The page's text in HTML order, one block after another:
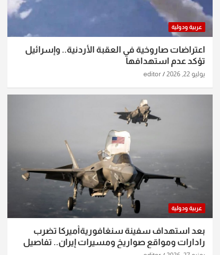
عربية ودولية
اعتراضات صاروخية في العقبة الأردنية.. وإسرائيل
تؤكد عدم استهدافها
يوليو 22, 2026 editor
عربية ودولية
بعد استهداف سفينة سنغافوريةأميركا تضرب
رادارات ومواقع صواريخ ومسيرات إيران.. تفاصيل